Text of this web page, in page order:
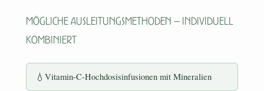
Mögliche Ausleitungsmethoden – individuell
kombiniert
💧 Vitamin-C-Hochdosisinfusionen mit Mineralien